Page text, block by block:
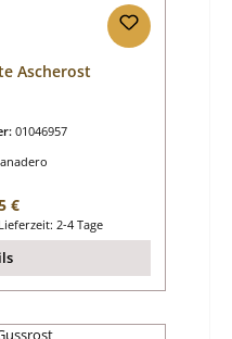
Ascherost
01046957
Preis:
€
2-4 Tage